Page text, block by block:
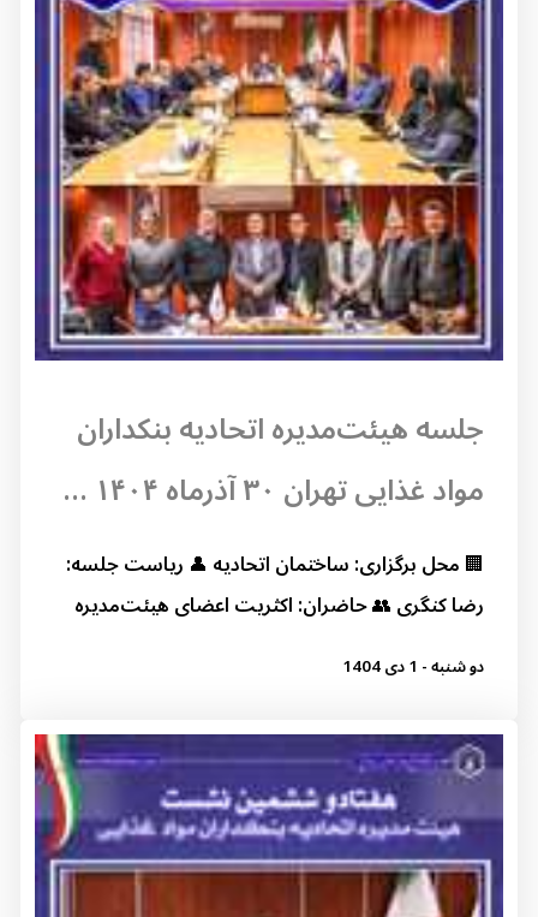
جلسه هیئت‌مدیره اتحادیه بنکداران
مواد غذایی تهران ۳۰ آذرماه ۱۴۰۴ ...
🏢 محل برگزاری: ساختمان اتحادیه 👤 ریاست جلسه:
رضا کنگری 👥 حاضران: اکثریت اعضای هیئت‌مدیره
دو شنبه - 1 دی 1404